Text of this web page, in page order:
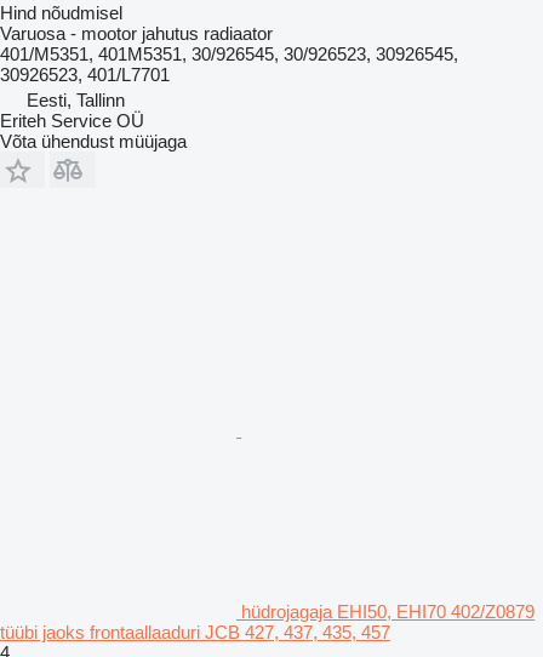
Hind nõudmisel
Varuosa - mootor jahutus radiaator
401/M5351, 401M5351, 30/926545, 30/926523, 30926545,
30926523, 401/L7701
Eesti, Tallinn
Eriteh Service OÜ
Võta ühendust müüjaga
hüdrojagaja EHI50, EHI70 402/Z0879
tüübi jaoks frontaallaaduri JCB 427, 437, 435, 457
4